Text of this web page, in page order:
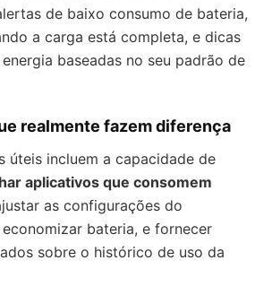
de baixo consumo de bateria,
a carga está completa, e dicas
baseadas no seu padrão de
realmente fazem diferença
úteis incluem a capacidade de
aplicativos que consomem
as configurações do
bateria, e fornecer
sobre o histórico de uso da